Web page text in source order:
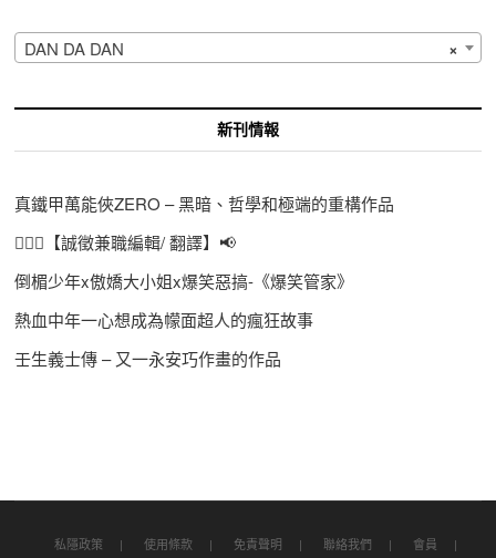
×
DAN DA DAN
新刊情報
真鐵甲萬能俠ZERO – 黑暗、哲學和極端的重構作品
🙋🏻‍♀️【誠徵兼職編輯/ 翻譯】📢
倒楣少年x傲嬌大小姐x爆笑惡搞-《爆笑管家》
熱血中年一心想成為幪面超人的瘋狂故事
壬生義士傳 – 又一永安巧作畫的作品
私隱政策 使用條款 免責聲明 聯絡我們
會員